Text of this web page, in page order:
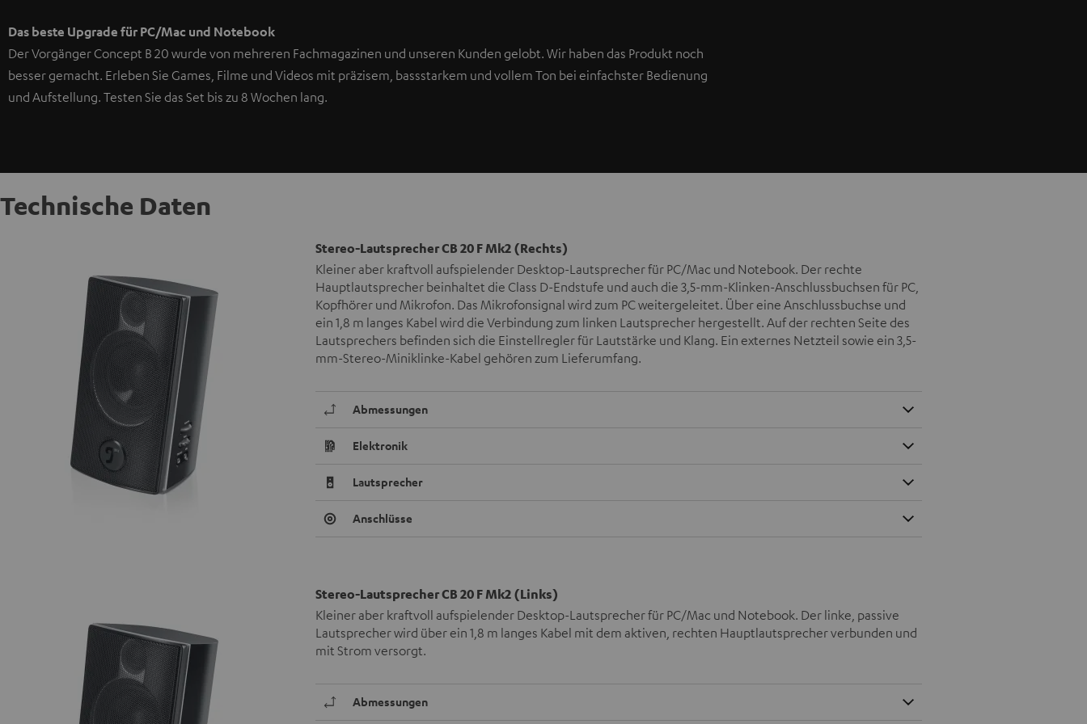
Das beste Upgrade für PC/Mac und Notebook
Der Vorgänger Concept B 20 wurde von mehreren Fachmagazinen und unseren Kunden gelobt. Wir haben das Produkt noch
besser gemacht. Erleben Sie Games, Filme und Videos mit präzisem, bassstarkem und vollem Ton bei einfachster Bedienung
und Aufstellung. Testen Sie das Set bis zu 8 Wochen lang.
Technische Daten
Stereo-Lautsprecher CB 20 F Mk2 (Rechts)
Kleiner aber kraftvoll aufspielender Desktop-Lautsprecher für PC/Mac und Notebook. Der rechte
Hauptlautsprecher beinhaltet die Class D-Endstufe und auch die 3,5-mm-Klinken-Anschlussbuchsen für PC,
Kopfhörer und Mikrofon. Das Mikrofonsignal wird zum PC weitergeleitet. Über eine Anschlussbuchse und
ein 1,8 m langes Kabel wird die Verbindung zum linken Lautsprecher hergestellt. Auf der rechten Seite des
Lautsprechers befinden sich die Einstellregler für Lautstärke und Klang. Ein externes Netzteil sowie ein 3,5-
mm-Stereo-Miniklinke-Kabel gehören zum Lieferumfang.
Abmessungen
Elektronik
Lautsprecher
Anschlüsse
Stereo-Lautsprecher CB 20 F Mk2 (Links)
Kleiner aber kraftvoll aufspielender Desktop-Lautsprecher für PC/Mac und Notebook. Der linke, passive
Lautsprecher wird über ein 1,8 m langes Kabel mit dem aktiven, rechten Hauptlautsprecher verbunden und
mit Strom versorgt.
Abmessungen